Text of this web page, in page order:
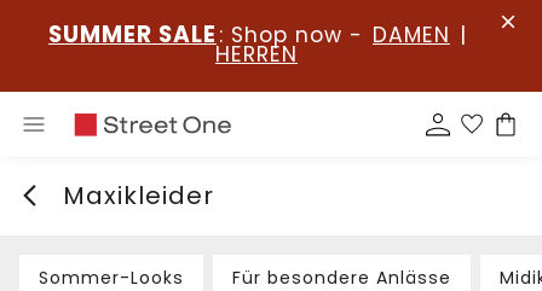
SUMMER SALE : Shop now - DAMEN |
HERREN
Maxikleider
Sommer-Looks Für besondere Anlässe